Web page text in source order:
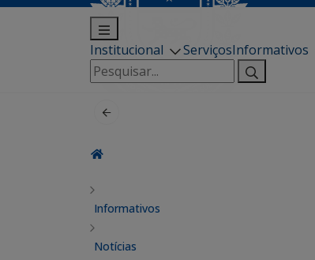
Institucional ServiçosInformativos
Pesquisar
por:
Informativos
Notícias